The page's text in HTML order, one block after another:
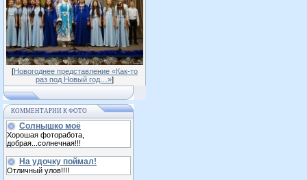
[Новогоднее представление «Как-то
раз под Новый год…»]
КОММЕНТАРИИ К ФОТО
Солнышко моё
Хорошая фоторабота,
добрая...солнечная!!!
На удочку поймал!
Отличный улов!!!!